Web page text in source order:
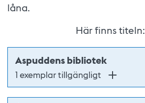
låna.
Här finns titeln:
Aspuddens bibliotek
1 exemplar tillgängligt